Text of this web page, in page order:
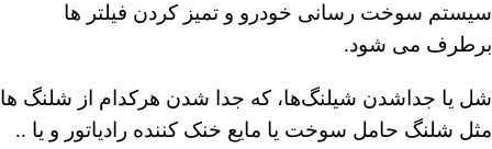
سیستم سوخت رسانی خودرو و تمیز کردن فیلتر ها
برطرف می شود.
شل یا جداشدن شیلنگ‌ها، که جدا شدن هرکدام از شلنگ ها
مثل شلنگ حامل سوخت یا مایع خنک کننده رادیاتور و یا ..